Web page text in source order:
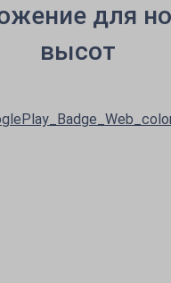
для
высот